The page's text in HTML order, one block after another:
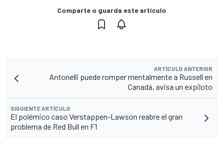
Comparte o guarda este artículo
ARTÍCULO ANTERIOR
Antonelli puede romper mentalmente a Russell en
Canadá, avisa un expiloto
SIGUIENTE ARTÍCULO
El polémico caso Verstappen-Lawson reabre el gran
problema de Red Bull en F1